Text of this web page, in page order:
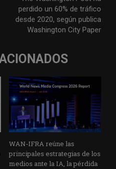
perdido un 60% de tráfico
desde 2020, según publica
Washington City Paper
WAN-IFRA reúne las
principales estrategias de los
medios ante la IA, la pérdida